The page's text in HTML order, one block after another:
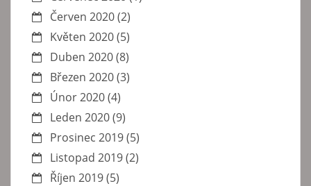
Červen 2020(2)
Květen 2020(5)
Duben 2020(8)
Březen 2020(3)
Únor 2020(4)
Leden 2020(9)
Prosinec 2019(5)
Listopad 2019(2)
Říjen 2019(5)